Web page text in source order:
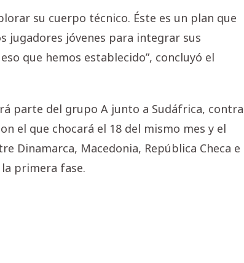
su cuerpo técnico. Éste es un plan que
jugadores jóvenes para integrar sus
que hemos establecido”, concluyó el
parte del grupo A junto a Sudáfrica, contra
el que chocará el 18 del mismo mes y el
Dinamarca, Macedonia, República Checa e
primera fase.